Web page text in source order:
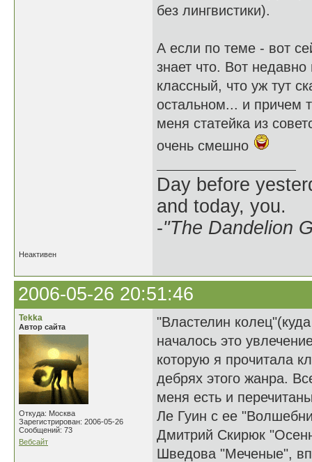
без лингвистики).
А если по теме - вот
знает что. Вот
классный, что уж тут
остальном... и причем
меня статейка из
очень смешно
Day before
and today, you.
-"The Dandelion
Неактивен
2006-05-26 20:51:46
Tekka
Автор сайта
Откуда: Москва
Зарегистрирован: 2006-05-26
Сообщений: 73
Вебсайт
"Властелин
началось это
которую я прочитала
дебрях этого жанра.
меня есть и
Ле Гуин с ее
Дмитрий Скирюк
Шведова "Меченые",